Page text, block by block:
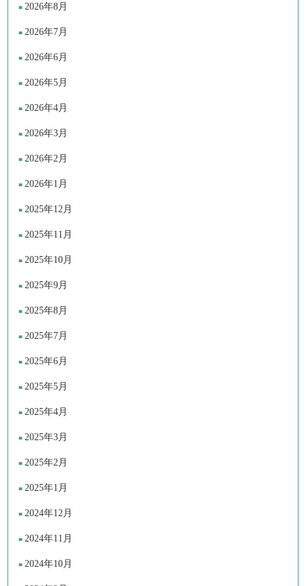
2026年8月
2026年7月
2026年6月
2026年5月
2026年4月
2026年3月
2026年2月
2026年1月
2025年12月
2025年11月
2025年10月
2025年9月
2025年8月
2025年7月
2025年6月
2025年5月
2025年4月
2025年3月
2025年2月
2025年1月
2024年12月
2024年11月
2024年10月